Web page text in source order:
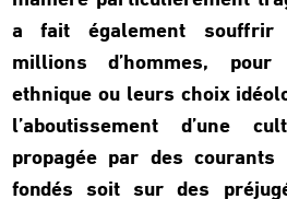
a fait également
millions d’hommes,
ethnique ou leurs choix
l’aboutissement d’une
propagée par des courants
fondés soit sur des